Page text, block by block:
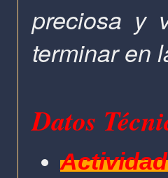
preciosa y
terminar en
Datos